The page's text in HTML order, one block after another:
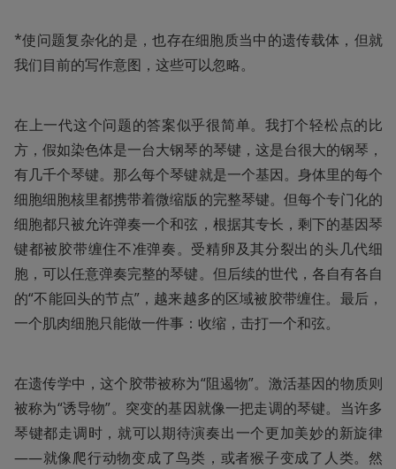
*使问题复杂化的是，也存在细胞质当中的遗传载体，但就
我们目前的写作意图，这些可以忽略。
在上一代这个问题的答案似乎很简单。我打个轻松点的比
方，假如染色体是一台大钢琴的琴键，这是台很大的钢琴，
有几千个琴键。那么每个琴键就是一个基因。身体里的每个
细胞细胞核里都携带着微缩版的完整琴键。但每个专门化的
细胞都只被允许弹奏一个和弦，根据其专长，剩下的基因琴
键都被胶带缠住不准弹奏。受精卵及其分裂出的头几代细
胞，可以任意弹奏完整的琴键。但后续的世代，各自有各自
的“不能回头的节点”，越来越多的区域被胶带缠住。最后，
一个肌肉细胞只能做一件事：收缩，击打一个和弦。
在遗传学中，这个胶带被称为“阻遏物”。激活基因的物质则
被称为“诱导物”。突变的基因就像一把走调的琴键。当许多
琴键都走调时，就可以期待演奏出一个更加美妙的新旋律
——就像爬行动物变成了鸟类，或者猴子变成了人类。然